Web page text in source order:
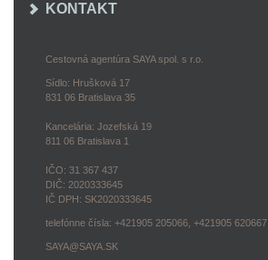
KONTAKT
Cestovná agentúra SAYA spol. s r.o.
Sídlo: Hrušková 17
831 06 Bratislava 35
Kancelária: Jozefská 19
811 06 Bratislava 1
IČO: 31 367 437
DIČ: 2020333645
IČ DPH: SK2020333645
telefónne čísla: +421905 205066, +421905 620667
SAYA@SAYA.SK